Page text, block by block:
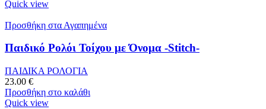
Quick view
Προσθήκη στα Αγαπημένα
Παιδικό Ρολόι Τοίχου με Όνομα -Stitch-
ΠΑΙΔΙΚΑ ΡΟΛΟΓΙΑ
23.00 €
Προσθήκη στο καλάθι
Quick view